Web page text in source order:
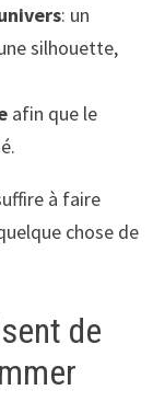
: un
silhouette,
afin que le
à faire
chose de
de